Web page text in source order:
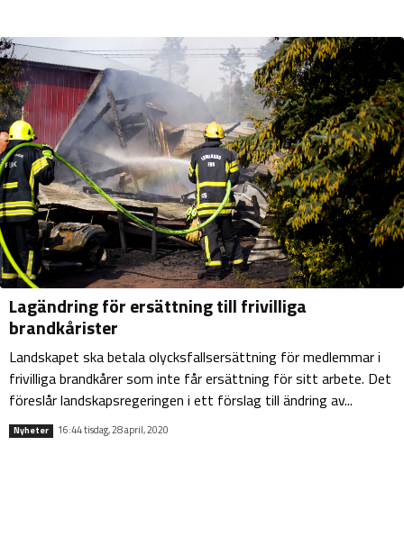
Lagändring för ersättning till frivilliga
brandkårister
Landskapet ska betala olycksfallsersättning för medlemmar i
frivilliga brandkårer som inte får ersättning för sitt arbete. Det
föreslår landskapsregeringen i ett förslag till ändring av...
Nyheter 16:44 tisdag, 28 april, 2020